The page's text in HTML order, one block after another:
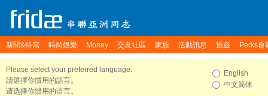
新聞&特寫 時尚娛樂 Money 交友社區 家族 活動訊息 旅遊 Perks會
Please select your preferred language.
請選擇你慣用的語言。
请选择你惯用的语言。
English
中文简体